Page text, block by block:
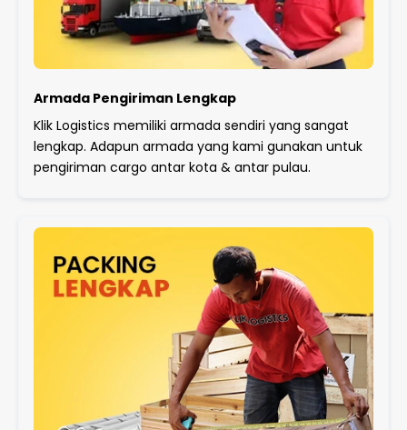
Armada Pengiriman Lengkap
Klik Logistics memiliki armada sendiri yang sangat
lengkap. Adapun armada yang kami gunakan untuk
pengiriman cargo antar kota & antar pulau.